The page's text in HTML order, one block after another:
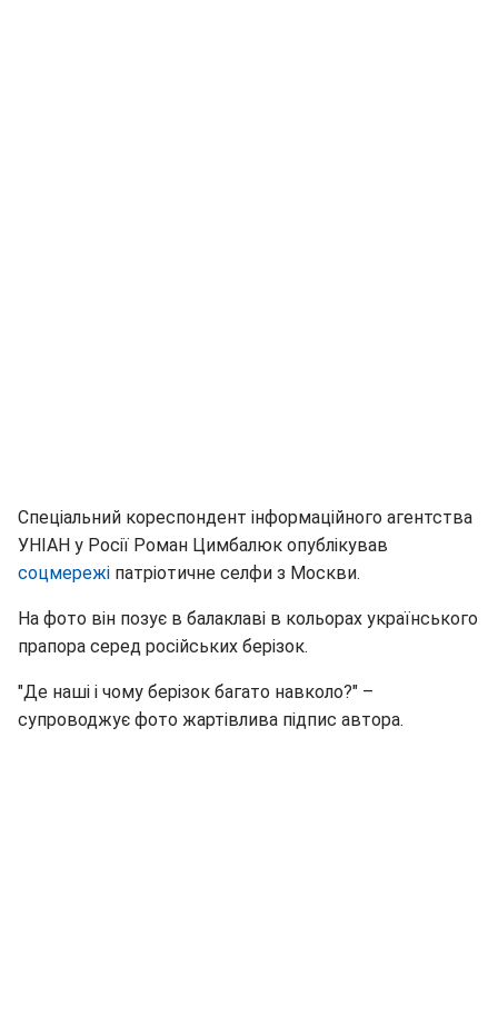
Спеціальний кореспондент інформаційного агентства
УНІАН у Росії Роман Цимбалюк опублікував
соцмережі патріотичне селфи з Москви.
На фото він позує в балаклаві в кольорах українського
прапора серед російських берізок.
"Де наші і чому берізок багато навколо?" –
супроводжує фото жартівлива підпис автора.